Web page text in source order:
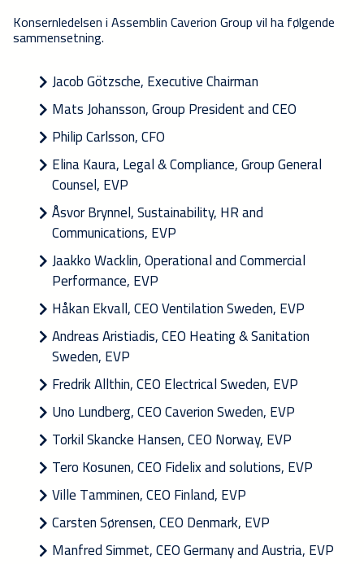
Konsernledelsen i Assemblin Caverion Group vil ha følgende
sammensetning.
Jacob Götzsche, Executive Chairman
Mats Johansson, Group President and CEO
Philip Carlsson, CFO
Elina Kaura, Legal & Compliance, Group General
Counsel, EVP
Åsvor Brynnel, Sustainability, HR and
Communications, EVP
Jaakko Wacklin, Operational and Commercial
Performance, EVP
Håkan Ekvall, CEO Ventilation Sweden, EVP
Andreas Aristiadis, CEO Heating & Sanitation
Sweden, EVP​
Fredrik Allthin, CEO Electrical Sweden, EVP​
Uno Lundberg​, CEO Caverion Sweden, EVP
Torkil Skancke Hansen, CEO Norway, EVP
Tero Kosunen, CEO Fidelix and solutions, EVP
Ville Tamminen, CEO Finland, EVP
Carsten Sørensen, CEO Denmark, EVP
Manfred Simmet, CEO Germany and Austria, EVP